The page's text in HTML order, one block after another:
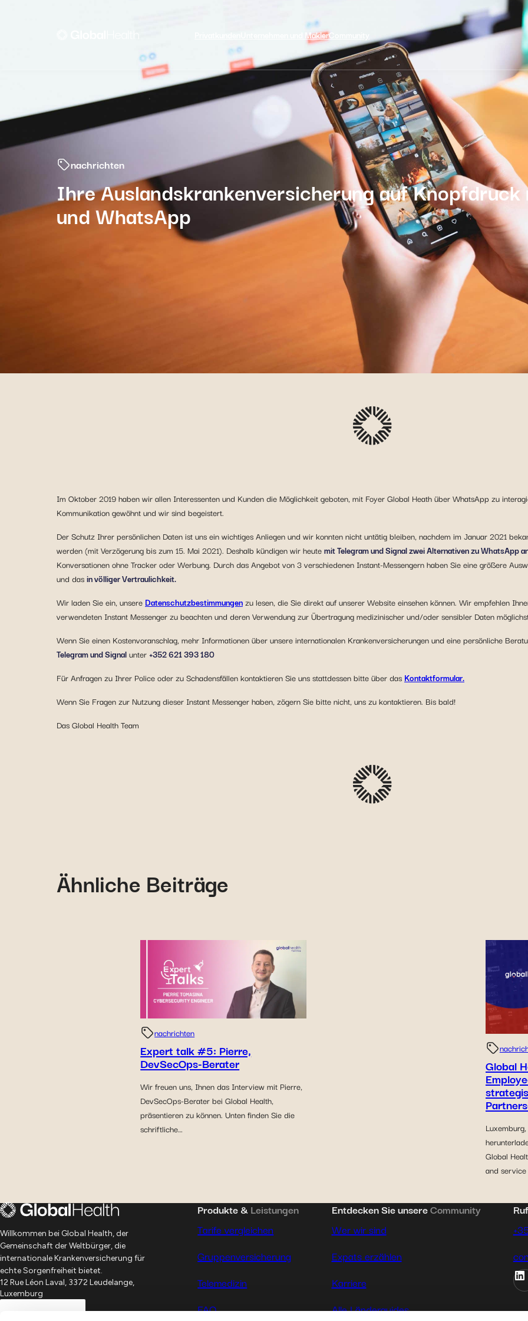
Unternehmen und MaklerCommunity
nachrichten
Ihre Auslandskrankenversicherung auf Knopfdruck
und WhatsApp
Im Oktober 2019 haben wir allen Interessenten und Kunden die Möglichkeit geboten, mit Foyer Global Heath über WhatsApp zu
Kommunikation gewöhnt und wir sind begeistert.
Der Schutz Ihrer persönlichen Daten ist uns ein wichtiges Anliegen und wir konnten nicht untätig bleiben, nachdem im Januar 2021
werden (mit Verzögerung bis zum 15. Mai 2021). Deshalb kündigen wir heutemit Telegram und Signal zwei Alternativen zu WhatsApp
Konversationen ohne Tracker oder Werbung. Durch das Angebot von 3 verschiedenen Instant-Messengern haben Sie eine größere
und dasin völliger Vertraulichkeit.
Wir laden Sie ein, unsere Datenschutzbestimmungenzu lesen, die Sie direkt auf unserer Website einsehen können. Wir empfehlen
verwendeten Instant Messenger zu beachten und deren Verwendung zur Übertragung medizinischer und/oder sensibler Daten
Wenn Sie einen Kostenvoranschlag, mehr Informationen über unsere internationalen Krankenversicherungen und eine persönliche
Telegram und Signalunter+352 621 393 180
Für Anfragen zu Ihrer Police oder zu Schadensfällen kontaktieren Sie uns stattdessen bitte über das Kontaktformular.
Wenn Sie Fragen zur Nutzung dieser Instant Messenger haben, zögern Sie bitte nicht, uns zu kontaktieren. Bis bald!
Das Global Health Team
Ähnliche Beiträge
nachrichten
Expert talk #5: Pierre,
DevSecOps-Berater
Wir freuen uns, Ihnen das Interview mit Pierre,
DevSecOps-Berater bei Global Health,
präsentieren zu können. Unten finden Sie die
schriftliche…
Global
Global
and
Willkommen bei Global Health, der
Gemeinschaft der Weltbürger, die
internationale Krankenversicherung für
echte Sorgenfreiheit bietet.
12 Rue Léon Laval, 3372 Leudelange,
Luxemburg
Produkte &Leistungen
Tarife vergleichen
Gruppenversicherung
Telemedizin
FAQ
Entdecken Sie unsereCommunity
Wer wir sind
Expats erzählen
Karriere
Alle Länderguides